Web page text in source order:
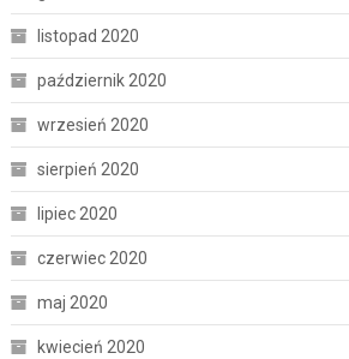
listopad 2020
październik 2020
wrzesień 2020
sierpień 2020
lipiec 2020
czerwiec 2020
maj 2020
kwiecień 2020